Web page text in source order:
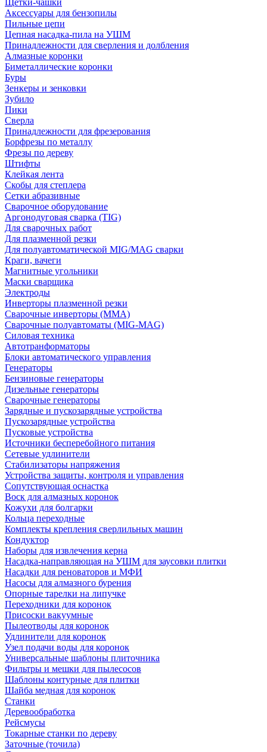
Щетки-чашки
Аксессуары для бензопилы
Пильные цепи
Цепная насадка-пила на УШМ
Принадлежности для сверления и долбления
Алмазные коронки
Биметаллические коронки
Буры
Зенкеры и зенковки
Зубило
Пики
Сверла
Принадлежности для фрезерования
Борфрезы по металлу
Фрезы по дереву
Штифты
Клейкая лента
Скобы для степлера
Сетки абразивные
Сварочное оборудование
Аргонодуговая сварка (TIG)
Для сварочных работ
Для плазменной резки
Для полуавтоматической MIG/MAG сварки
Краги, вачеги
Магнитные угольники
Маски сварщика
Электроды
Инверторы плазменной резки
Сварочные инверторы (MMA)
Сварочные полуавтоматы (MIG-MAG)
Силовая техника
Автотранформаторы
Блоки автоматического управления
Генераторы
Бензиновые генераторы
Дизельные генераторы
Сварочные генераторы
Зарядные и пускозарядные устройства
Пускозарядные устройства
Пусковые устройства
Источники бесперебойного питания
Сетевые удлинители
Стабилизаторы напряжения
Устройства защиты, контроля и управления
Сопутствующая оснастка
Воск для алмазных коронок
Кожухи для болгарки
Кольца переходные
Комплекты крепления сверлильных машин
Кондуктор
Наборы для извлечения керна
Насадка-направляющая на УШМ для заусовки плитки
Насадки для реноваторов и МФИ
Насосы для алмазного бурения
Опорные тарелки на липучке
Переходники для коронок
Присоски вакуумные
Пылеотводы для коронок
Удлинители для коронок
Узел подачи воды для коронок
Универсальные шаблоны плиточника
Фильтры и мешки для пылесосов
Шаблоны контурные для плитки
Шайба медная для коронок
Станки
Деревообработка
Рейсмусы
Токарные станки по дереву
Заточные (точила)